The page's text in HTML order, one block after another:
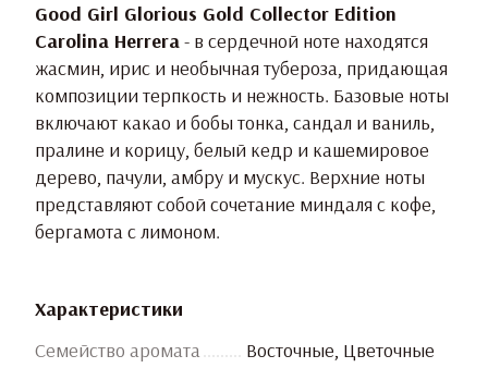
Good Girl Glorious Gold Collector Edition
Carolina Herrera- в сердечной ноте находятся
жасмин, ирис и необычная тубероза, придающая
композиции терпкость и нежность. Базовые ноты
включают какао и бобы тонка, сандал и ваниль,
пралине и корицу, белый кедр и кашемировое
дерево, пачули, амбру и мускус. Верхние ноты
представляют собой сочетание миндаля с кофе,
бергамота с лимоном.
Характеристики
Семейство аромата
Восточные, Цветочные